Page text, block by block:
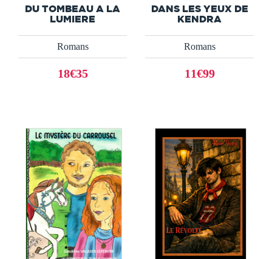
DU TOMBEAU A LA
LUMIERE
Romans
18€35
DANS LES YEUX DE
KENDRA
Romans
11€99